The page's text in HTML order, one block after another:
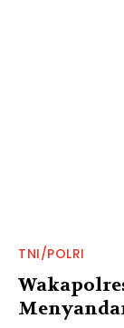
TNI/POLRI